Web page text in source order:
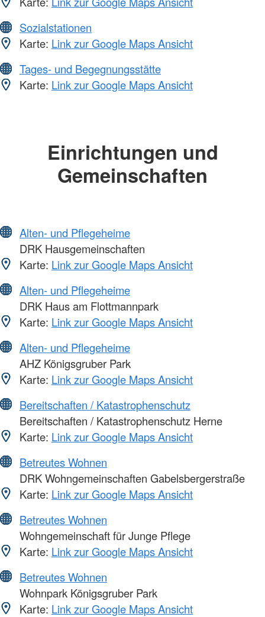
Sozialstationen
Karte: Link zur Google Maps Ansicht
Tages- und Begegnungsstätte
Karte: Link zur Google Maps Ansicht
Einrichtungen und
Gemeinschaften
Alten- und Pflegeheime
DRK Hausgemeinschaften
Karte: Link zur Google Maps Ansicht
Alten- und Pflegeheime
DRK Haus am Flottmannpark
Karte: Link zur Google Maps Ansicht
Alten- und Pflegeheime
AHZ Königsgruber Park
Karte: Link zur Google Maps Ansicht
Bereitschaften / Katastrophenschutz
Bereitschaften / Katastrophenschutz Herne
Karte: Link zur Google Maps Ansicht
Betreutes Wohnen
DRK Wohngemeinschaften Gabelsbergerstraße
Karte: Link zur Google Maps Ansicht
Betreutes Wohnen
Wohngemeinschaft für Junge Pflege
Karte: Link zur Google Maps Ansicht
Betreutes Wohnen
Wohnpark Königsgruber Park
Karte: Link zur Google Maps Ansicht